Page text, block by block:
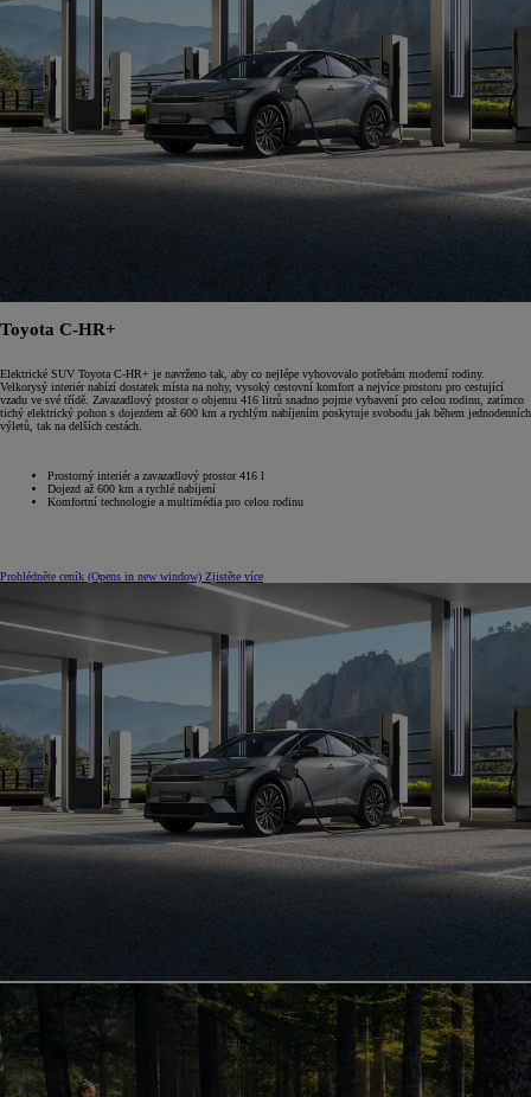
Toyota C-HR+
Elektrické SUV Toyota C-HR+ je navrženo tak, aby co nejlépe vyhovovalo potřebám moderní rodiny.
Velkorysý interiér nabízí dostatek místa na nohy, vysoký cestovní komfort a nejvíce prostoru pro cestující
vzadu ve své třídě. Zavazadlový prostor o objemu 416 litrů snadno pojme vybavení pro celou rodinu, zatímco
tichý elektrický pohon s dojezdem až 600 km a rychlým nabíjením poskytuje svobodu jak během jednodenních
výletů, tak na delších cestách.
Prostorný interiér a zavazadlový prostor 416 l
Dojezd až 600 km a rychlé nabíjení
Komfortní technologie a multimédia pro celou rodinu
Prohlédněte ceník (Opens in new window) Zjistěte více